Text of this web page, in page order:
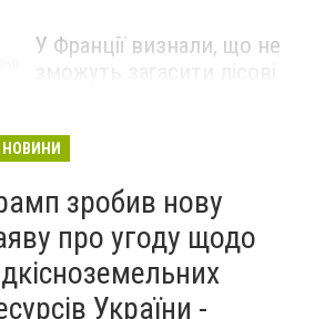
У Франції визнали, що не
зробив нову
про угоду щодо
України -